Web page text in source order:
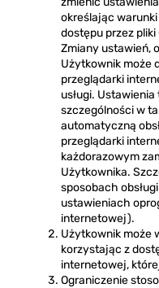
określając
dostępu przez
Zmiany ustawień,
Użytkownik może
przeglądarki
usługi.
szczególności w
automatyczną
przeglądarki
każdorazowym
Użytkownika.
sposobach
ustawieniach
internetowej).
Użytkownik może
korzystając z
internetowej,
Ograniczenie